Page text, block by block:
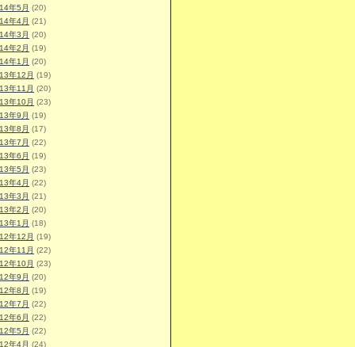
年5月 (20)
年4月 (21)
年3月 (20)
年2月 (19)
年1月 (20)
年12月 (19)
年11月 (20)
年10月 (23)
年9月 (19)
年8月 (17)
年7月 (22)
年6月 (19)
年5月 (23)
年4月 (22)
年3月 (21)
年2月 (20)
年1月 (18)
年12月 (19)
年11月 (22)
年10月 (23)
年9月 (20)
年8月 (19)
年7月 (22)
年6月 (22)
年5月 (22)
年4月 (24)